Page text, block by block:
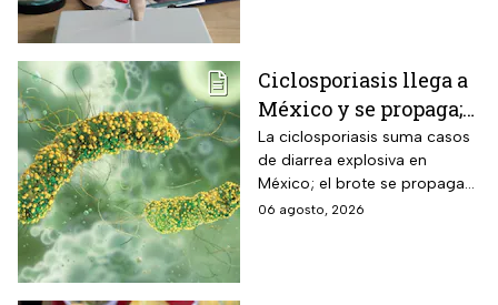
Ciclosporiasis llega a
México y se propaga;
activan protocolos
para revisar frutas y
verduras
La ciclosporiasis suma casos
de diarrea explosiva en
México; el brote se propaga
en el territorio nacional
06 agosto, 2026